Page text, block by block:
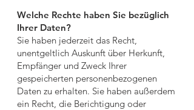
Welche Rechte haben Sie bezüglich
Ihrer Daten?
Sie haben jederzeit das Recht,
unentgeltlich Auskunft über Herkunft,
Empfänger und Zweck Ihrer
gespeicherten personenbezogenen
Daten zu erhalten. Sie haben außerdem
ein Recht, die Berichtigung oder